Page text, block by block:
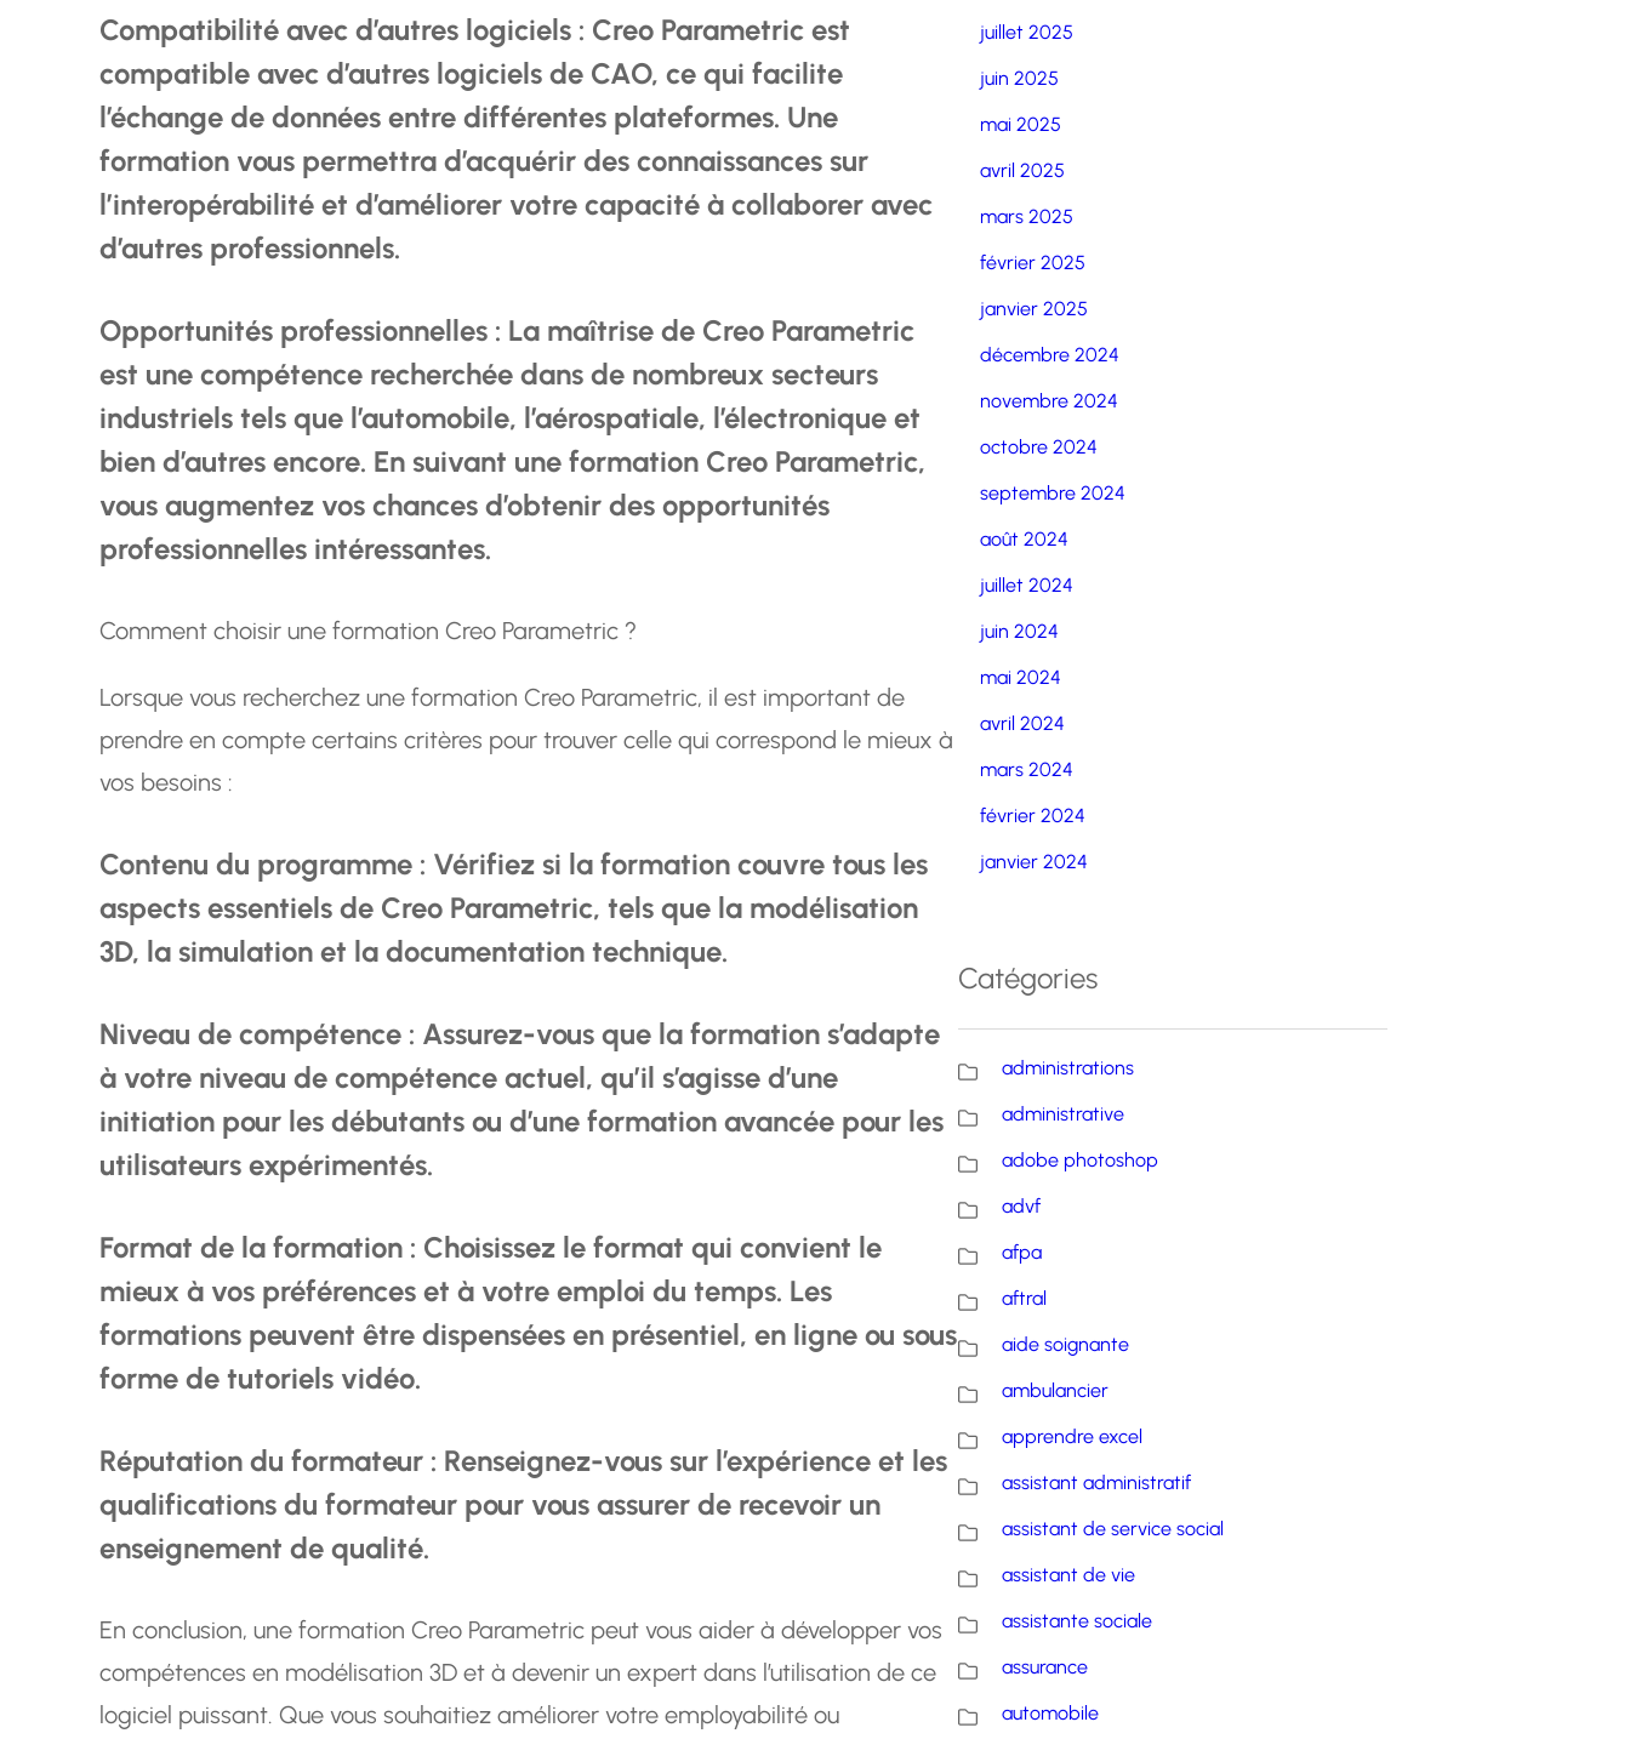
Compatibilité avec d’autres logiciels : Creo Parametric est
compatible avec d’autres logiciels de CAO, ce qui facilite
l’échange de données entre différentes plateformes. Une
formation vous permettra d’acquérir des connaissances sur
l’interopérabilité et d’améliorer votre capacité à collaborer avec
d’autres professionnels.
Opportunités professionnelles : La maîtrise de Creo Parametric
est une compétence recherchée dans de nombreux secteurs
industriels tels que l’automobile, l’aérospatiale, l’électronique et
bien d’autres encore. En suivant une formation Creo Parametric,
vous augmentez vos chances d’obtenir des opportunités
professionnelles intéressantes.
Comment choisir une formation Creo Parametric ?
Lorsque vous recherchez une formation Creo Parametric, il est important de
prendre en compte certains critères pour trouver celle qui correspond le mieux à
vos besoins :
Contenu du programme : Vérifiez si la formation couvre tous les
aspects essentiels de Creo Parametric, tels que la modélisation
3D, la simulation et la documentation technique.
Niveau de compétence : Assurez-vous que la formation s’adapte
à votre niveau de compétence actuel, qu’il s’agisse d’une
initiation pour les débutants ou d’une formation avancée pour les
utilisateurs expérimentés.
Format de la formation : Choisissez le format qui convient le
mieux à vos préférences et à votre emploi du temps. Les
formations peuvent être dispensées en présentiel, en ligne ou sous
forme de tutoriels vidéo.
Réputation du formateur : Renseignez-vous sur l’expérience et les
qualifications du formateur pour vous assurer de recevoir un
enseignement de qualité.
En conclusion, une formation Creo Parametric peut vous aider à développer vos
compétences en modélisation 3D et à devenir un expert dans l’utilisation de ce
logiciel puissant. Que vous souhaitiez améliorer votre employabilité ou
juillet 2025
juin 2025
mai 2025
avril 2025
mars 2025
février 2025
janvier 2025
décembre 2024
novembre 2024
octobre 2024
septembre 2024
août 2024
juillet 2024
juin 2024
mai 2024
avril 2024
mars 2024
février 2024
janvier 2024
Catégories
administrations
administrative
adobe photoshop
advf
afpa
aftral
aide soignante
ambulancier
apprendre excel
assistant administratif
assistant de service social
assistant de vie
assistante sociale
assurance
automobile